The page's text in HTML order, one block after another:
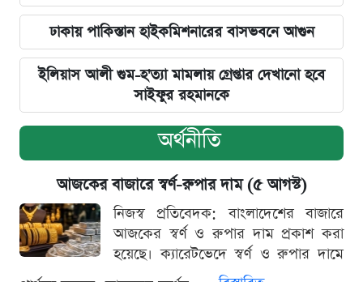
ঢাকায় পাকিস্তান হাইকমিশনারের বাসভবনে আগুন
ইলিয়াস আলী গুম-হ'ত্যা মামলায় গ্রেপ্তার দেখানো হবে
সাইফুর রহমানকে
অর্থনীতি
আজকের বাজারে স্বর্ণ-রুপার দাম (৫ আগস্ট)
নিজস্ব প্রতিবেদক: বাংলাদেশের বাজারে
আজকের স্বর্ণ ও রুপার দাম প্রকাশ করা
হয়েছে। ক্যারেটভেদে স্বর্ণ ও রুপার দামে